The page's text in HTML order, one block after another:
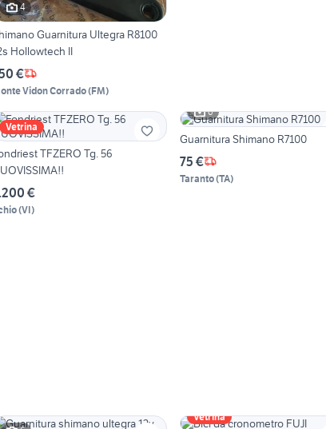
4
Guarnitura Ultegra R8100
Hollowtech II
€
Vidon Corrado(FM)
Vetrina
TFZERO Tg. 56
€
(VI)
6
Guarnitura Shimano R7100
75 €
Taranto(TA)
Vetrina